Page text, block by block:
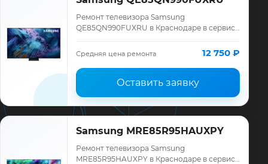
Ремонт телевизора Samsung
QE85QN990FUXRU в Краснодаре в сервисе
Samsung, смета до ремонта, запчасти и
гарантия до 12 меся…
Средняя цена ремонта 12 750 ₽
Оставить заявку
Samsung MRE85R95HAUXPY
Ремонт телевизора Samsung
MRE85R95HAUXPY в Краснодаре в сервисе